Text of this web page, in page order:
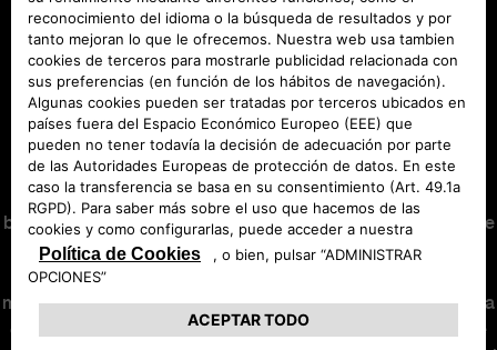
Abarth Classiche
12. Última cuota: 16.795,98€. Capital financiado con
comisión de apertura: 25.339,75€. Comisión de apertura
(3,95%): 962,89€. Intereses: 3.984,99€. Coste total del
crédito: 4.947,88€. Importe total adeudado: 29.324,74€.
Precio total a plazos: 32.392,87€. TIN: 6,49%. TAE: 8,57%.
Sistema de amortización francés.Precio al contado:
29.259,99€. El producto Easy Credit Eléctrico es una
operación de financiación que se ha configurado para
beneficiar al cliente en previsión de la eventual obtención de
la ayuda PLAN AUTO+ que se podrá desencadenar como
consecuencia de la adquisición del vehículo objeto de la
misma. Consecuencia de lo anterior, se ha hecho coincidir la
cuota número 12 de la operación con el importe con el que